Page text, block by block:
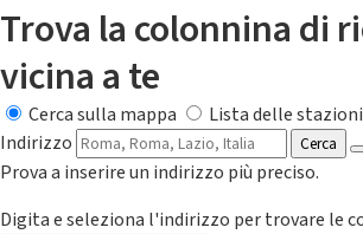
Trova la colonnina di
vicina a te
Cerca sulla mappa
Lista delle stazioni
Indirizzo
Cerca
Prova a inserire un indirizzo più preciso.
Digita e seleziona l'indirizzo per trovare le